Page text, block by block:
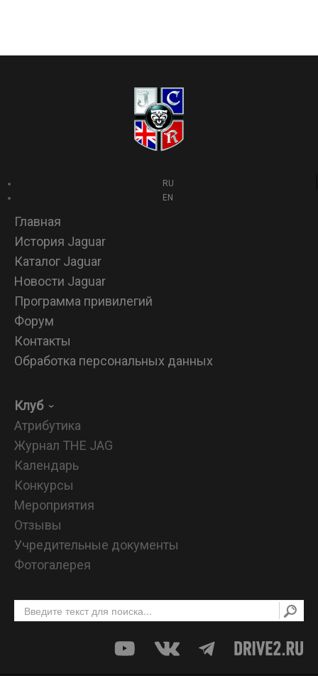
RU
EN
Главная
История Jaguar
Каталог Jaguar
Новости Jaguar
Программа привилегий
Форум
Контакты
Обработка персональных данных
Клуб
Атрибутика
Журнал THE JAG
Календарь
Конкурсы
Мероприятия
Отзывы
Учредительные документы
Фотогалерея